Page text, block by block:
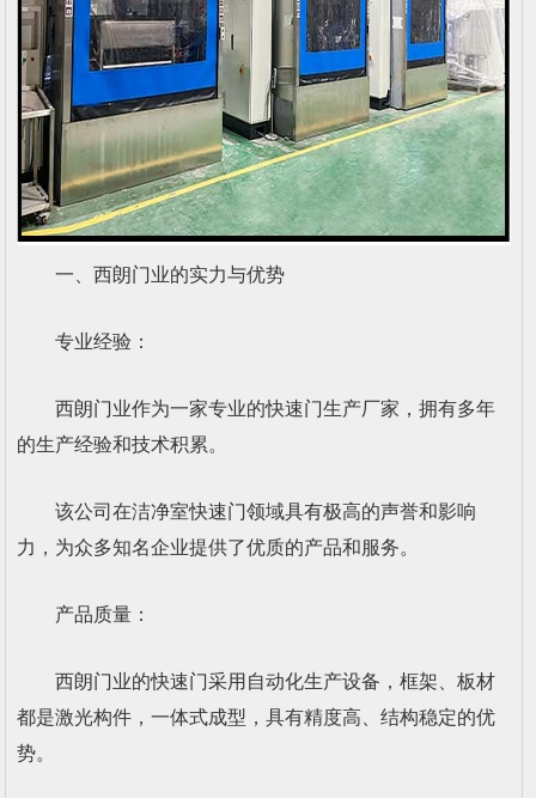
一、西朗门业的实力与优势
专业经验：
西朗门业作为一家专业的快速门生产厂家，拥有多年
的生产经验和技术积累。
该公司在洁净室快速门领域具有极高的声誉和影响
力，为众多知名企业提供了优质的产品和服务。
产品质量：
西朗门业的快速门采用自动化生产设备，框架、板材
都是激光构件，一体式成型，具有精度高、结构稳定的优
势。